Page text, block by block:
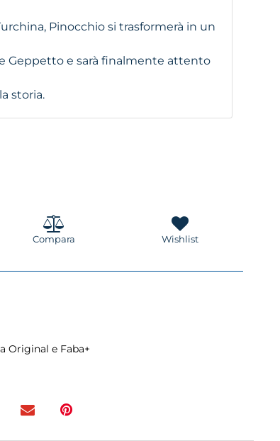
Pinocchio si trasformerà in un
Geppetto e sarà finalmente attento
storia.
Compara Wishlist
Original e Faba+